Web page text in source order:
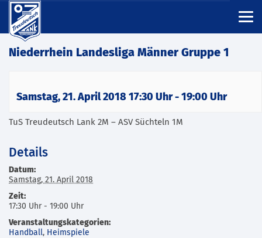
Niederrhein Landesliga Männer Gruppe 1
Samstag, 21. April 2018 17:30 Uhr- 19:00 Uhr
TuS Treudeutsch Lank 2M – ASV Süchteln 1M
Details
Datum:
Samstag, 21. April 2018
Zeit:
17:30 Uhr - 19:00 Uhr
Veranstaltungskategorien:
Handball, Heimspiele